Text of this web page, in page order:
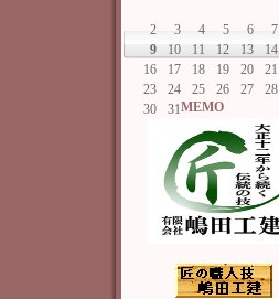
2
9
16
23
30
3
10
17
24
31
4
11
18
25
5
12
19
26
6
13
20
27
7
14
21
28
MEMO